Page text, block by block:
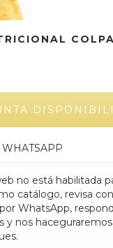
no está habilitada
catálogo, revisa
WhatsApp,
y nos